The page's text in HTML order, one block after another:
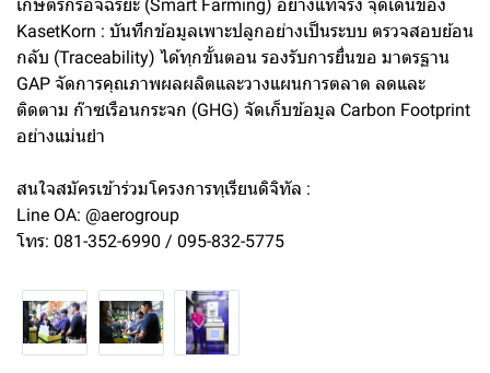
เกษตรกรอัจฉริยะ (Smart Farming) อย่างแท้จริง จุดเด่นของ
KasetKorn : บันทึกข้อมูลเพาะปลูกอย่างเป็นระบบ ตรวจสอบย้อน
กลับ (Traceability) ได้ทุกขั้นตอน รองรับการยื่นขอ มาตรฐาน
GAP จัดการคุณภาพผลผลิตและวางแผนการตลาด ลดและ
ติดตาม ก๊าซเรือนกระจก (GHG) จัดเก็บข้อมูล Carbon Footprint
อย่างแม่นยำ
สนใจสมัครเข้าร่วมโครงการทุเรียนดิจิทัล :
Line OA: @aerogroup
โทร: 081-352-6990 / 095-832-5775